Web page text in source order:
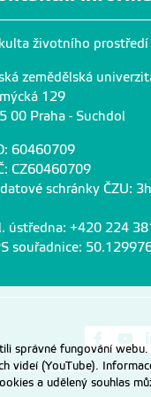
životního prostředí
zemědělská
129
00 Praha - Suchdol
60460709
CZ60460709
datové schránky ČZU:
ústředna: +420 224
souřadnice:
správné fungování
videí (YouTube).
a udělený souhlas